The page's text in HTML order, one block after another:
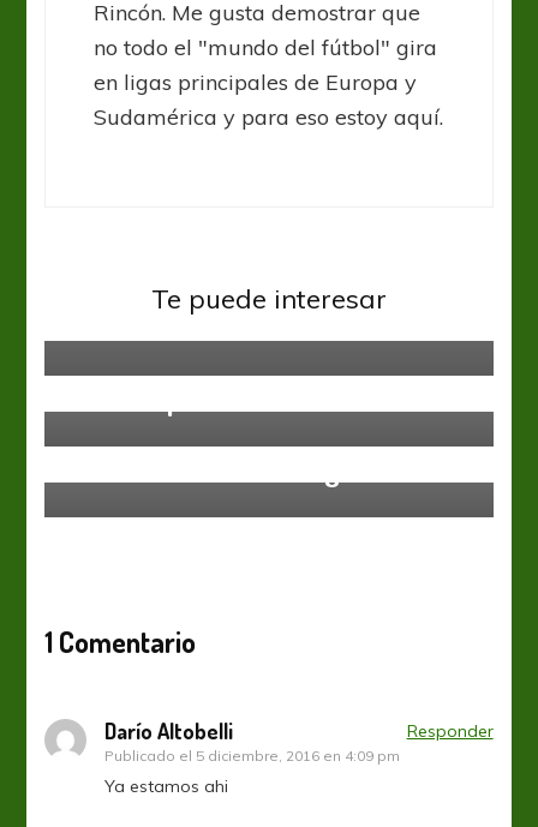
Rincón. Me gusta demostrar que
no todo el "mundo del fútbol" gira
en ligas principales de Europa y
Sudamérica y para eso estoy aquí.
Te puede interesar
Habilitación y modificaciones en el
1 Comentario
Darío Altobelli
Publicado el 5 diciembre, 2016 en 4:09 pm
Responder
Ya estamos ahi